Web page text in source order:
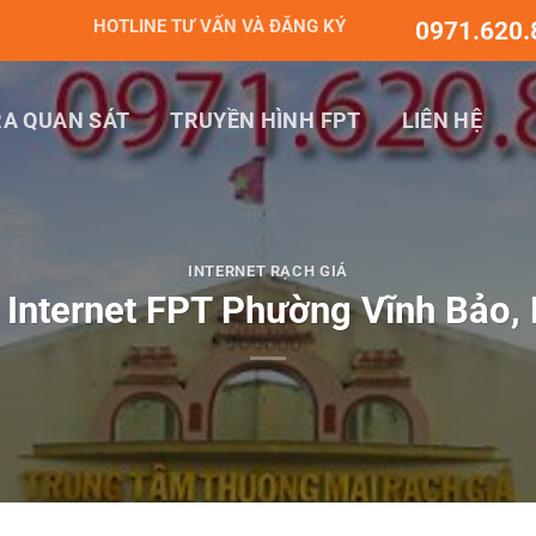
HOTLINE TƯ VẤN VÀ ĐĂNG KÝ
QUAN SÁT TRUYỀN HÌNH FPT LIÊN HỆ
INTERNET RẠCH GIÁ
FPT Phường Vĩnh Bảo,